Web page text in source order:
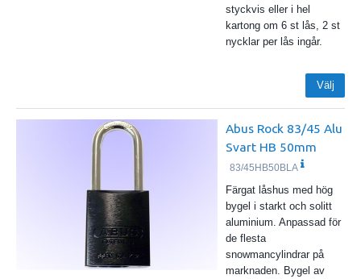
styckvis eller i hel
kartong om 6 st lås, 2 st
nycklar per lås ingår.
Välj
Abus Rock 83/45 Alu
Svart HB 50mm
83/45HB50BLA
Färgat låshus med hög
bygel i starkt och solitt
aluminium. Anpassad för
de flesta
snowmancylindrar på
marknaden. Bygel av